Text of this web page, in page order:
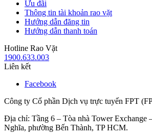
Ưu đãi
Thông tin tài khoản rao vặt
Hướng dẫn đăng tin
Hướng dẫn thanh toán
Hotline Rao Vặt
1900.633.003
Liên kết
Facebook
Công ty Cổ phần Dịch vụ trực tuyến FPT
Địa chỉ: Tầng 6 – Tòa nhà Tower Exchange
Nghĩa, phường Bến Thành, TP HCM.